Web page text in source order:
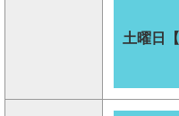
土曜日【